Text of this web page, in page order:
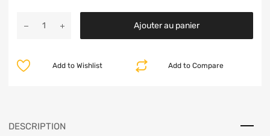
Ajouter au panier
Add to Compare
Add to Wishlist
DESCRIPTION